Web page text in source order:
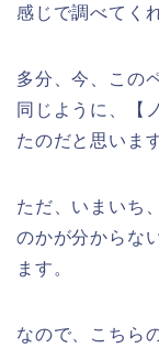
感じで調べてく
多分、今、この
同じように、【
たのだと思いま
ただ、いまいち
のかが分からな
ます。
なので、こちら